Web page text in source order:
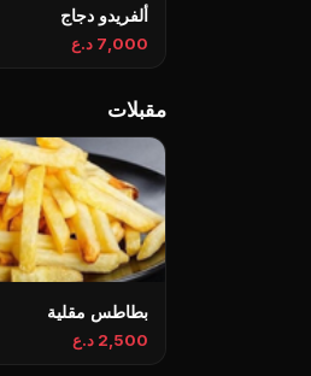
ألفريدو دجاج
7,000 د.ع
مقبلات
بطاطس مقلية
2,500 د.ع